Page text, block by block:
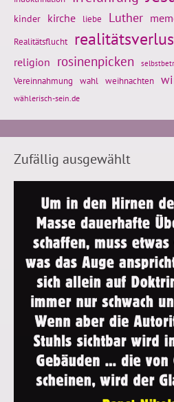
kinder kirche liebe Luther
Realitätsflucht
religion rosinenpicken
Vereinnahmung wahl weihnachten
wählerisch-sein.de
Zufällig ausgewählt